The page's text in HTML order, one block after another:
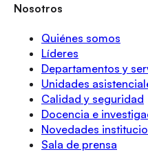
Nosotros
Quiénes somos
Líderes
Departamentos y
Unidades
Calidad y seguridad
Docencia e
Novedades
Sala de prensa